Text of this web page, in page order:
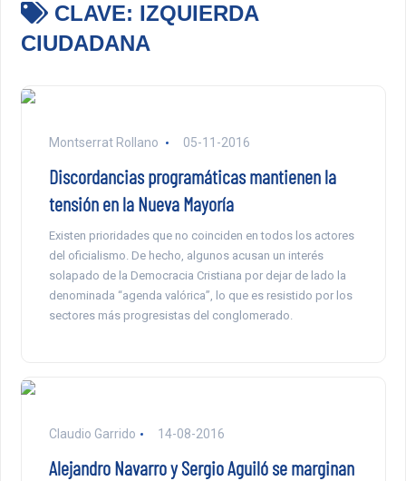
CLAVE: IZQUIERDA
CIUDADANA
Montserrat Rollano 05-11-2016
Discordancias programáticas mantienen la
tensión en la Nueva Mayoría
Existen prioridades que no coinciden en todos los actores
del oficialismo. De hecho, algunos acusan un interés
solapado de la Democracia Cristiana por dejar de lado la
denominada “agenda valórica”, lo que es resistido por los
sectores más progresistas del conglomerado.
Claudio Garrido 14-08-2016
Alejandro Navarro y Sergio Aguiló se marginan